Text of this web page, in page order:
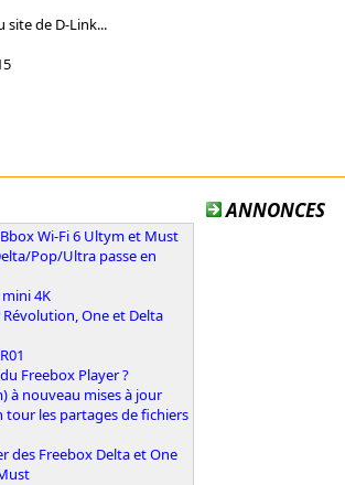
site de D-Link...
Wi-Fi 6 Ultym et Must
Pop/Ultra passe en
4K
One et Delta
Freebox Player ?
à nouveau mises à jour
tour les partages de fichiers
des Freebox Delta et One
ANNONCES